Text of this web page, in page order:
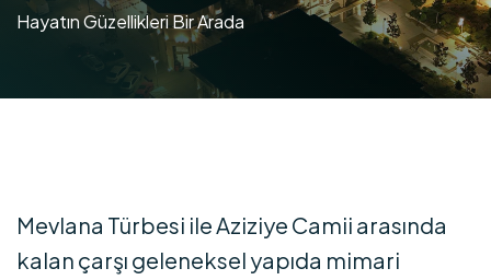
Hayatın Güzellikleri Bir Arada
Mevlana Türbesi ile Aziziye Camii arasında
kalan çarşı geleneksel yapıda mimari